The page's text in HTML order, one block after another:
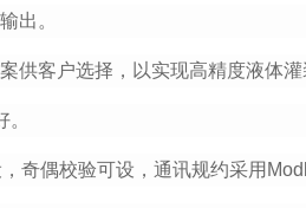
出。
客户选择，以实现高精度液体灌
偶校验可设，通讯规约采用